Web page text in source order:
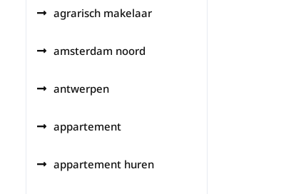
agrarisch makelaar
amsterdam noord
antwerpen
appartement
appartement huren